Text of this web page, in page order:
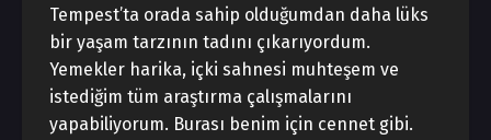
Tempest’ta orada sahip olduğumdan daha lüks
bir yaşam tarzının tadını çıkarıyordum.
Yemekler harika, içki sahnesi muhteşem ve
istediğim tüm araştırma çalışmalarını
yapabiliyorum. Burası benim için cennet gibi.